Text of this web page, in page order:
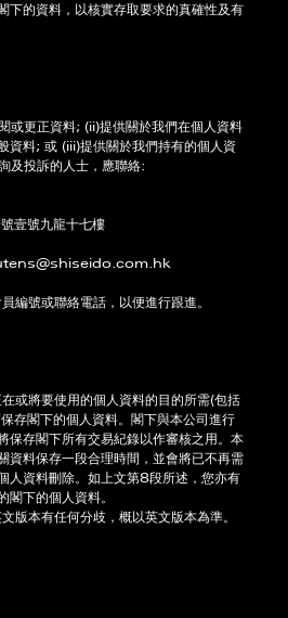
下的資料，以核實存取要求的真確性及有
或更正資料; (ii)提供關於我們在個人資料
資料; 或 (iii)提供關於我們持有的個人資
及投訴的人士，應聯絡:
壹號九龍十七樓
編號或聯絡電話，以便進行跟進。
或將要使用的個人資料的目的所需(包括
存閣下的個人資料。閣下與本公司進行
保存閣下所有交易紀錄以作審核之用。本
資料保存一段合理時間，並會將已不再需
人資料刪除。如上文第8段所述，您亦有
閣下的個人資料。
版本有任何分歧，概以英文版本為準。